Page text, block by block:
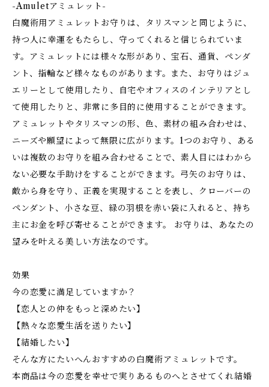
-Amuletアミュレット-
白魔術用アミュレットお守りは、タリスマンと同じように、
持つ人に幸運をもたらし、守ってくれると信じられていま
す。アミュレットには様々な形があり、宝石、通貨、ペンダ
ント、指輪など様々なものがあります。また、お守りはジュ
エリーとして使用したり、自宅やオフィスのインテリアとし
て使用したりと、非常に多目的に使用することができます。
アミュレットやタリスマンの形、色、素材の組み合わせは、
ニーズや願望によって無限に広がります。1つのお守り、ある
いは複数のお守りを組み合わせることで、素人目にはわから
ない必要な手助けをすることができます。弓矢のお守りは、
敵から身を守り、正義を実現することを表し、クローバーの
ペンダント、小さな豆、緑の羽根を赤い袋に入れると、持ち
主にお金を呼び寄せることができます。 お守りは、あなたの
望みを叶える美しい方法なのです。
効果
今の恋愛に満足していますか？
【恋人との仲をもっと深めたい】
【熱々な恋愛生活を送りたい】
【結婚したい】
そんな方にたいへんおすすめの白魔術アミュレットです。
本商品は今の恋愛を幸せで実りあるものへとさせてくれ結婚